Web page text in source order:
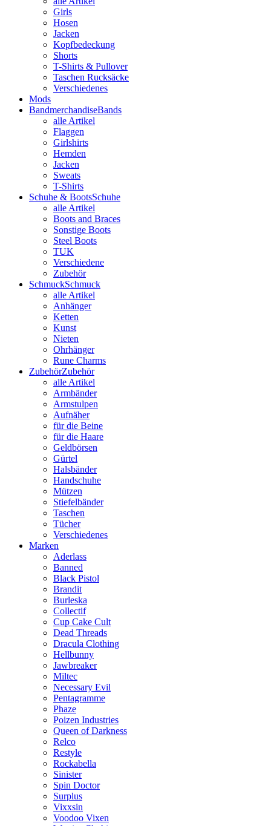
Girls
Hosen
Jacken
Kopfbedeckung
Shorts
T-Shirts & Pullover
Taschen Rucksäcke
Verschiedenes
Mods
BandmerchandiseBands
alle Artikel
Flaggen
Girlshirts
Hemden
Jacken
Sweats
T-Shirts
Schuhe & BootsSchuhe
alle Artikel
Boots and Braces
Sonstige Boots
Steel Boots
TUK
Verschiedene
Zubehör
SchmuckSchmuck
alle Artikel
Anhänger
Ketten
Kunst
Nieten
Ohrhänger
Rune Charms
ZubehörZubehör
alle Artikel
Armbänder
Armstulpen
Aufnäher
für die Beine
für die Haare
Geldbörsen
Gürtel
Halsbänder
Handschuhe
Mützen
Stiefelbänder
Taschen
Tücher
Verschiedenes
Marken
Aderlass
Banned
Black Pistol
Brandit
Burleska
Collectif
Cup Cake Cult
Dead Threads
Dracula Clothing
Hellbunny
Jawbreaker
Miltec
Necessary Evil
Pentagramme
Phaze
Poizen Industries
Queen of Darkness
Relco
Restyle
Rockabella
Sinister
Spin Doctor
Surplus
Vixxsin
Voodoo Vixen